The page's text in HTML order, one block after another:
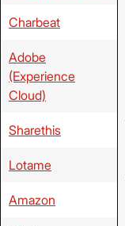
Charbeat
Adobe
(Experience
Cloud)
Sharethis
Lotame
Amazon